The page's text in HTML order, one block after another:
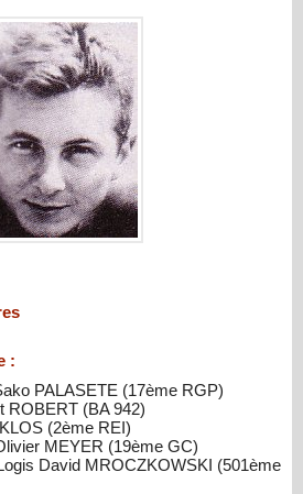
:
PALASETE (17ème RGP)
ROBERT (BA 942)
(2ème REI)
MEYER (19ème GC)
David MROCZKOWSKI (501ème